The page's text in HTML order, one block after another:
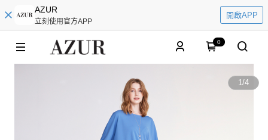
AZUR
立刻使用官方APP
開啟APP
0
1/4